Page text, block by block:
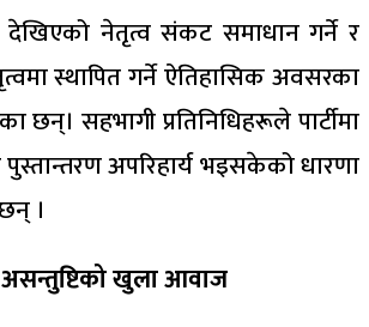
देखिएको नेतृत्व संकट समाधान गर्ने र
स्थापित गर्ने ऐतिहासिक अवसरका
छन्। सहभागी प्रतिनिधिहरूले पार्टीमा
अपरिहार्य भइसकेको धारणा
।
खुला आवाज